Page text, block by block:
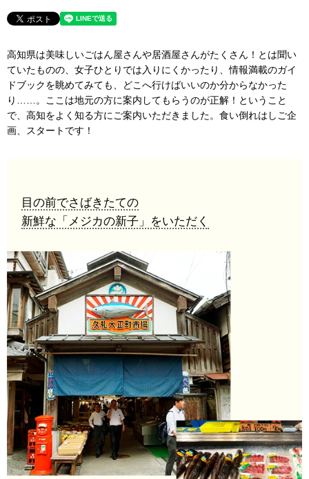
高知県は美味しいごはん屋さんや居酒屋さんがたくさん！とは聞い
ていたものの、女子ひとりでは入りにくかったり、情報満載のガイ
ドブックを眺めてみても、どこへ行けばいいのか分からなかった
り……。ここは地元の方に案内してもらうのが正解！ということ
で、高知をよく知る方にご案内いただきました。食い倒れはしご企
画、スタートです！
目の前でさばきたての
新鮮な「メジカの新子」をいただく